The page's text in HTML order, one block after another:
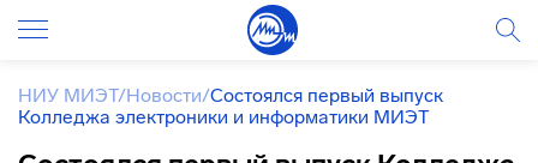
НИУ МИЭТ/Новости/Состоялся первый выпуск
Колледжа электроники и информатики МИЭТ